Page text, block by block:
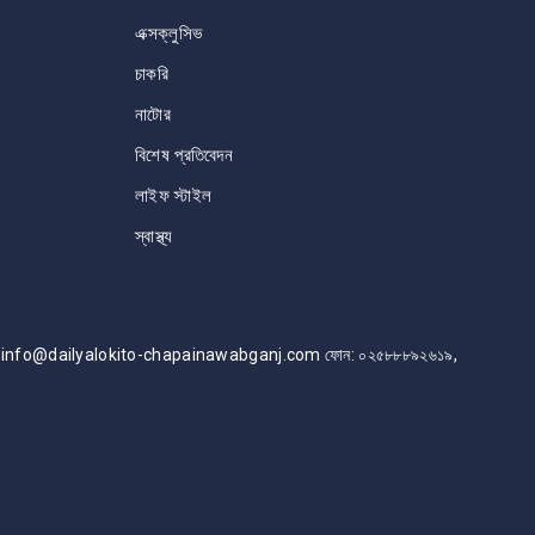
এক্সক্লুসিভ
চাকরি
নাটোর
বিশেষ প্রতিবেদন
লাইফ স্টাইল
স্বাস্থ্য
chapainawabganj.com ফোন: ০২৫৮৮৮৯২৬১৯,